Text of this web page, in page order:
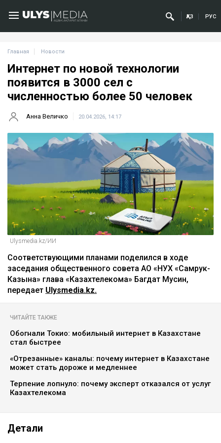
ҚАЗ РУС
Главная Новости
Интернет по новой технологии
появится в 3000 сел с
численностью более 50 человек
Анна Величко 20.04.2026, 14:17
Ulysmedia.kz/ИИ
Соответствующими планами поделился в ходе
заседания общественного совета АО «НУХ «Самрук-
Казына» глава «Казахтелекома» Багдат Мусин,
передает Ulysmedia.kz.
ЧИТАЙТЕ ТАКЖЕ
Обогнали Токио: мобильный интернет в Казахстане
стал быстрее
«Отрезанные» каналы: почему интернет в Казахстане
может стать дороже и медленнее
Терпение лопнуло: почему эксперт отказался от услуг
Казахтелекома
Детали